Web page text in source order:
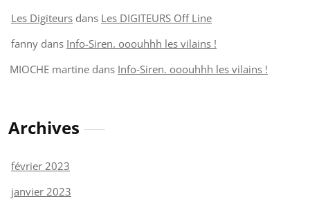
Les Digiteurs dans Les DIGITEURS Off Line
fanny dans Info-Siren. ooouhhh les vilains !
MIOCHE martine dans Info-Siren. ooouhhh les vilains !
Archives
février 2023
janvier 2023